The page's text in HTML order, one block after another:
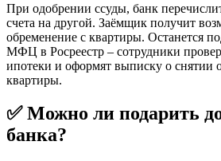
При одобрении ссуды, банк
счета на другой. Заёмщик получит
обременение с квартиры. Останется
МФЦ в Росреестр – сотрудники
ипотеки и оформят выписку о снятии
квартиры.
✅ Можно ли подарить
банка?